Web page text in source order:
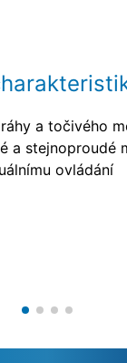
a točivého
a stejnoproudé
ovládání